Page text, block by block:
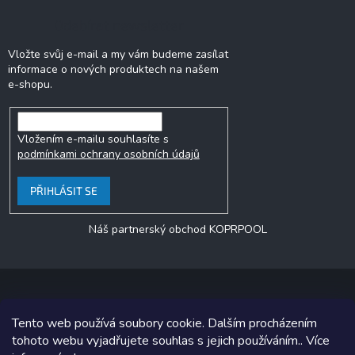
Tento web používá soubory cookie. Dalším procházením
tohoto webu vyjadřujete souhlas s jejich používáním.. Více
Vložte svůj e-mail a my vám budeme zasílat
informace o nových produktech na našem
e-shopu.
Vložením e-mailu souhlasíte s
podmínkami ochrany osobních údajů
PŘIHLÁSIT SE
Náš partnerský obchod KOPRPOOL
Copyright 2026jezero.cz. Všechna práva vyhrazena.